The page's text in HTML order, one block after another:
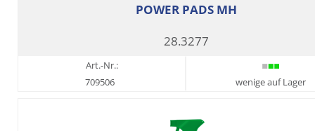
POWER PADS MH
28.3277
Art.-Nr.:
709506
wenige auf Lager